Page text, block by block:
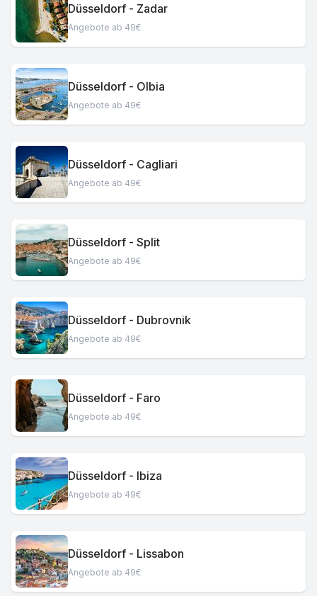
Düsseldorf - Zadar
Angebote ab 49€
Düsseldorf - Olbia
Angebote ab 49€
Düsseldorf - Cagliari
Angebote ab 49€
Düsseldorf - Split
Angebote ab 49€
Düsseldorf - Dubrovnik
Angebote ab 49€
Düsseldorf - Faro
Angebote ab 49€
Düsseldorf - Ibiza
Angebote ab 49€
Düsseldorf - Lissabon
Angebote ab 49€